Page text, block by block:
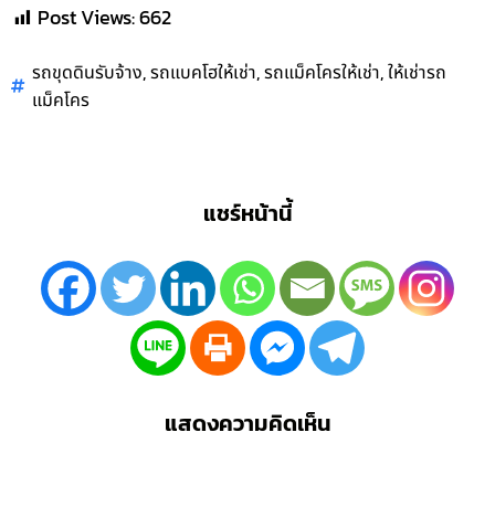
Post Views:662
รถขุดดินรับจ้าง,รถแบคโฮให้เช่า,รถแม็คโครให้เช่า,ให้เช่ารถ
แม็คโคร
แชร์หน้านี้
แสดงความคิดเห็น